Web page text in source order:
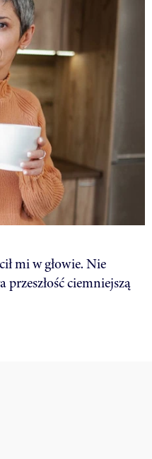
mi w głowie. Nie
ciemniejszą